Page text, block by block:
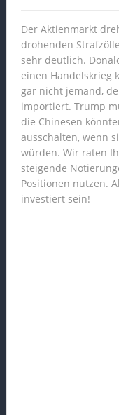
Der Aktienmarkt
drohenden
sehr deutlich.
einen Handelskrieg
gar nicht jemand,
importiert. Trump
die Chinesen
ausschalten, wenn
würden. Wir raten
steigende
Positionen nutzen.
investiert sein!